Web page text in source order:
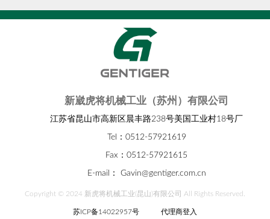
新崴虎将机械工业（苏州）有限公司
江苏省昆山市高新区晨丰路238号美国工业村18号厂
Tel：0512-57921619
Fax：0512-57921615
E-mail： Gavin@gentiger.com.cn
Copyright © 2024 新虎将机械工业(昆山)有限公司 All Rights Reserved.
苏ICP备14022957号 代理商登入